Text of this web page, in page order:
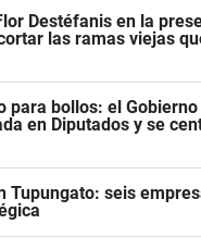
Destéfanis en la
las ramas viejas
para bollos: el
en Diputados y se
Tupungato: seis